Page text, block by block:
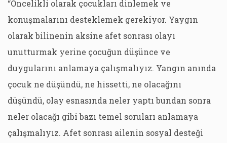
“Öncelikli olarak çocukları dinlemek ve
konuşmalarını desteklemek gerekiyor. Yaygın
olarak bilinenin aksine afet sonrası olayı
unutturmak yerine çocuğun düşünce ve
duygularını anlamaya çalışmalıyız. Yangın anında
çocuk ne düşündü, ne hissetti, ne olacağını
düşündü, olay esnasında neler yaptı bundan sonra
neler olacağı gibi bazı temel soruları anlamaya
çalışmalıyız. Afet sonrası ailenin sosyal desteği